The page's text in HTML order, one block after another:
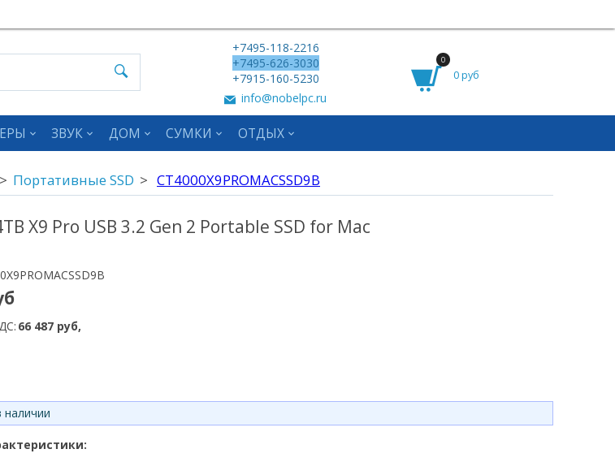
+7495-118-2216
+7495-626-3030
+7915-160-5230
info@nobelpc.ru
0
0 руб
ЗВУК ДОМ СУМКИ ОТДЫХ
Портативные SSD CT4000X9PROMACSSD9B
X9 Pro USB 3.2 Gen 2 Portable SSD for Mac
66 487 руб,